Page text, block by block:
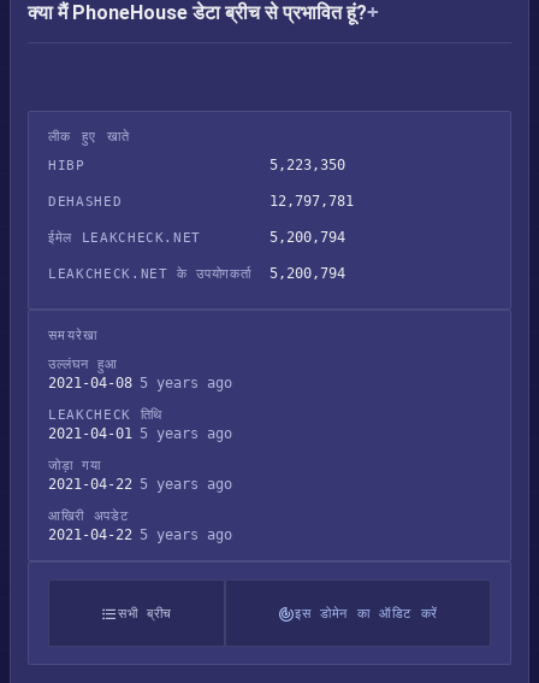
क्या मैं PhoneHouse डेटा ब्रीच से प्रभावित हूं?
लीक हुए खाते
HIBP
5,223,350
DEHASHED 12,797,781
ईमेल LEAKCHECK.NET 5,200,794
LEAKCHECK.NET के उपयोगकर्ता 5,200,794
समयरेखा
उल्लंघन हुआ
2021-04-08 5 years ago
LEAKCHECK तिथि
2021-04-01 5 years ago
जोड़ा गया
2021-04-22 5 years ago
आखिरी अपडेट
2021-04-22 5 years ago
सभी ब्रीच इस डोमेन का ऑडिट करें